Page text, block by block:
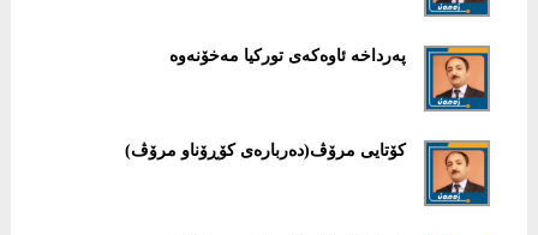
پەرداخە ئاوەكەی توركیا مەخۆنەوە
كۆتایی مرۆڤ(دەربارەی كۆڕۆناو مرۆڤ)